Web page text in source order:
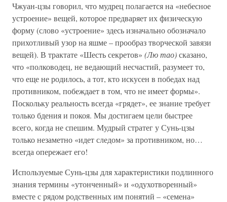
Чжуан-цзы говорил, что мудрец полагается на «небесное
устроение» вещей, которое предваряет их физическую
форму (слово «устроение» здесь изначально обозначало
прихотливый узор на яшме – прообраз творческой завязи
вещей). В трактате «Шесть секретов» (Лю тао)сказано,
что «полководец, не ведающий несчастий, разумеет то,
что еще не родилось, а тот, кто искусен в победах над
противником, побеждает в том, что не имеет формы».
Поскольку реальность всегда «грядет», ее знание требует
только бдения и покоя. Мы достигаем цели быстрее
всего, когда не спешим. Мудрый стратег у Сунь-цзы
только незаметно «идет следом» за противником, но…
всегда опережает его!
Используемые Сунь-цзы для характеристики подлинного
знания термины «утонченный» и «одухотворенный»
вместе с рядом родственных им понятий – «семена»